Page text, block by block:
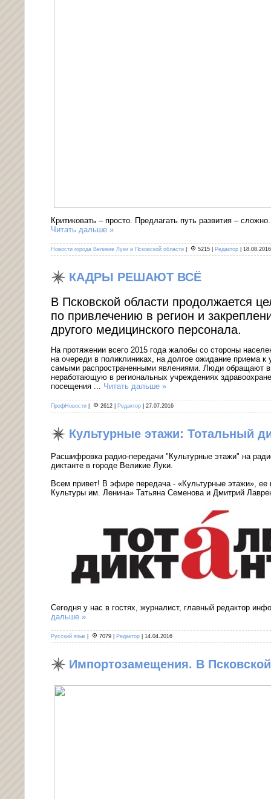
Критиковать – просто. Предлагать путь развития –
Читать дальше »
Новости города Великие Луки и Псковской области 5215 Редактор 18.08.2016
КАДРЫ РЕШАЮТ ВСЁ
В Псковской области продолжается
по привлечению в регион и
другого медицинского персонала.
На протяжении всего 2015 года жалобы со стороны
на очереди в поликлиниках, на долгое ожидание приема к
самыми распространенными явлениями. Люди обращают
неработающую в региональных учреждениях
посещения
Читать дальше »
ПрофНовости 2612 Редактор 27.07.2016
Культурные этажи: Тотальный
Расшифровка радио-передачи "Культурные этажи" на
диктанте в городе Великие Луки.
Всем привет! В эфире передача - «Культурные этажи», ее
Культуры им. Ленина» Татьяна Семенова и Дмитрий
Сегодня у нас в гостях, журналист, главный редактор
дальше »
Русский язык 7079 Редактор 14.04.2016
Импортозамещения. В